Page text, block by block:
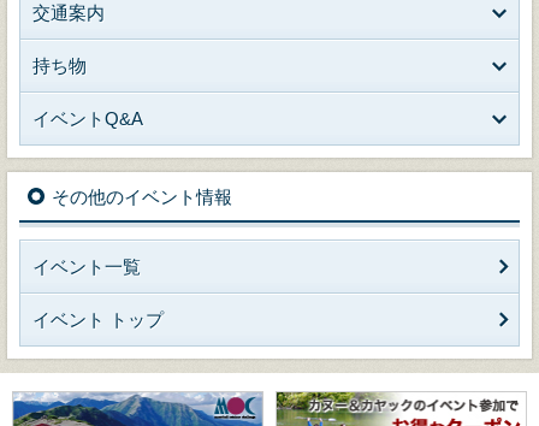
交通案内
持ち物
イベントQ&A
その他のイベント情報
イベント一覧
イベント トップ